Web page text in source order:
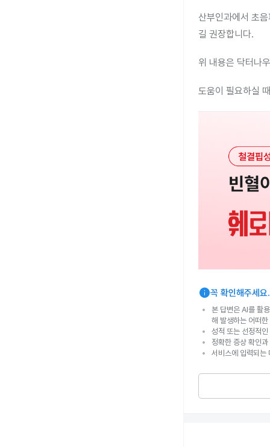
산부인과에서 초
길 권장합니다.
위 내용은 닥터나
도움이 필요하실
info꼭 확인해주세요.
본 답변은 AI를 활
해 발생하는 어떠
성적 또는 선정적
정확한 증상 확인
서비스에 입력되